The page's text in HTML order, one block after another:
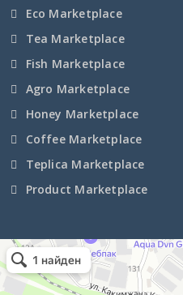
Липецкая
Eco Marketplace
Tea Marketplace
Fish Marketplace
Agro Marketplace
Honey Marketplace
Coffee Marketplace
Teplica Marketplace
Product Marketplace
Маркетплейс Казахстана
Рекламное агентство в Алматы
Информационное агентство в